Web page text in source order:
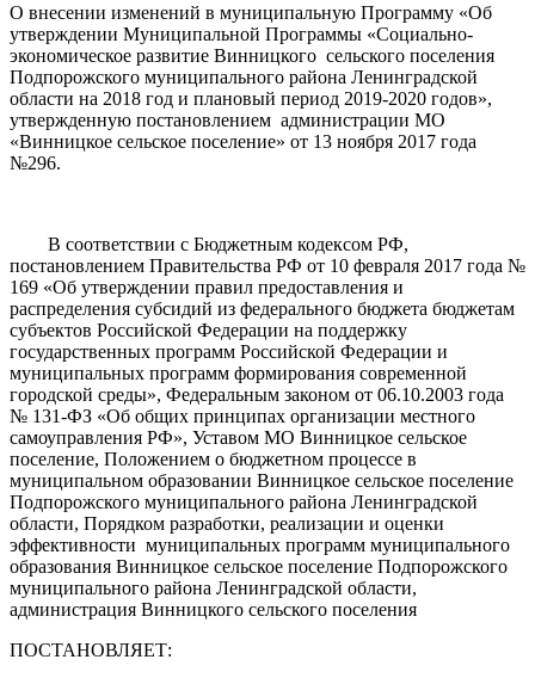
О внесении изменений в муниципальную Программу «Об
утверждении Муниципальной Программы «Социально-
экономическое развитие Винницкого сельского поселения
Подпорожского муниципального района Ленинградской
области на 2018 год и плановый период 2019-2020 годов»,
утвержденную постановлением администрации МО
«Винницкое сельское поселение» от 13 ноября 2017 года
№296.
В соответствии с Бюджетным кодексом РФ,
постановлением Правительства РФ от 10 февраля 2017 года №
169 «Об утверждении правил предоставления и
распределения субсидий из федерального бюджета бюджетам
субъектов Российской Федерации на поддержку
государственных программ Российской Федерации и
муниципальных программ формирования современной
городской среды», Федеральным законом от 06.10.2003 года
№ 131-ФЗ «Об общих принципах организации местного
самоуправления РФ», Уставом МО Винницкое сельское
поселение, Положением о бюджетном процессе в
муниципальном образовании Винницкое сельское поселение
Подпорожского муниципального района Ленинградской
области, Порядком разработки, реализации и оценки
эффективности муниципальных программ муниципального
образования Винницкое сельское поселение Подпорожского
муниципального района Ленинградской области,
администрация Винницкого сельского поселения
ПОСТАНОВЛЯЕТ: